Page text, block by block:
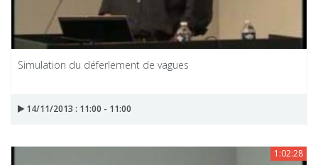
Simulation du déferlement de vagues
14/11/2013 : 11:00 - 11:00
1:02:28